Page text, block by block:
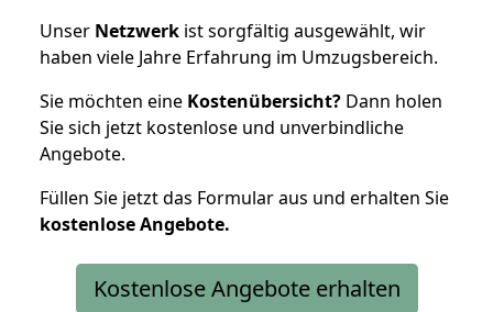
Unser Netzwerk ist sorgfältig ausgewählt, wir
haben viele Jahre Erfahrung im Umzugsbereich.
Sie möchten eine Kostenübersicht? Dann holen
Sie sich jetzt kostenlose und unverbindliche
Angebote.
Füllen Sie jetzt das Formular aus und erhalten Sie
kostenloseAngebote.
Kostenlose Angebote erhalten